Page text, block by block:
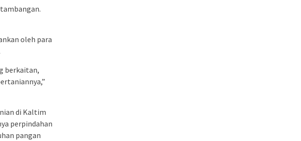
oleh para
berkaitan,
di Kaltim
perpindahan
pangan